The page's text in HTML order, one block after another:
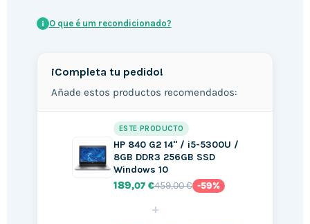
i O que é um recondicionado?
¡Completa tu pedido!
Añade estos productos recomendados:
ESTE PRODUCTO
HP 840 G2 14" / i5-5300U /
8GB DDR3 256GB SSD
Windows 10
189,07 €459,00 € -59%
+